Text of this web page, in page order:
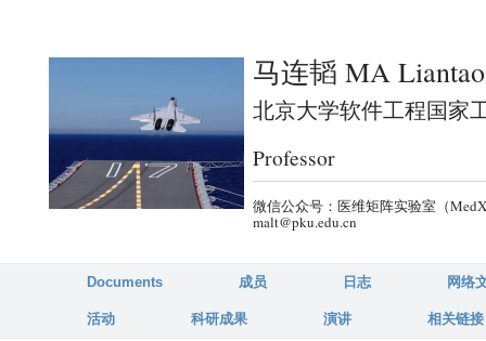
到
页
面
主
要
容
部
分
马连韬 MA Liantao
北京大学软件工程国家
Professor
微信公众号：医维矩阵实验室（
malt@pku.edu.cn
Documents 成员 日志 网络
活动 科研成果 演讲 相关链接